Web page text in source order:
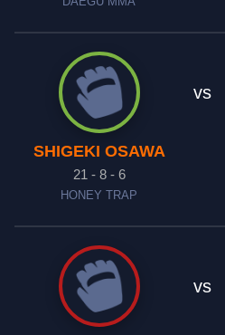
SHIGEKI OSAWA
21 - 8 - 6
HONEY TRAP
vs
vs